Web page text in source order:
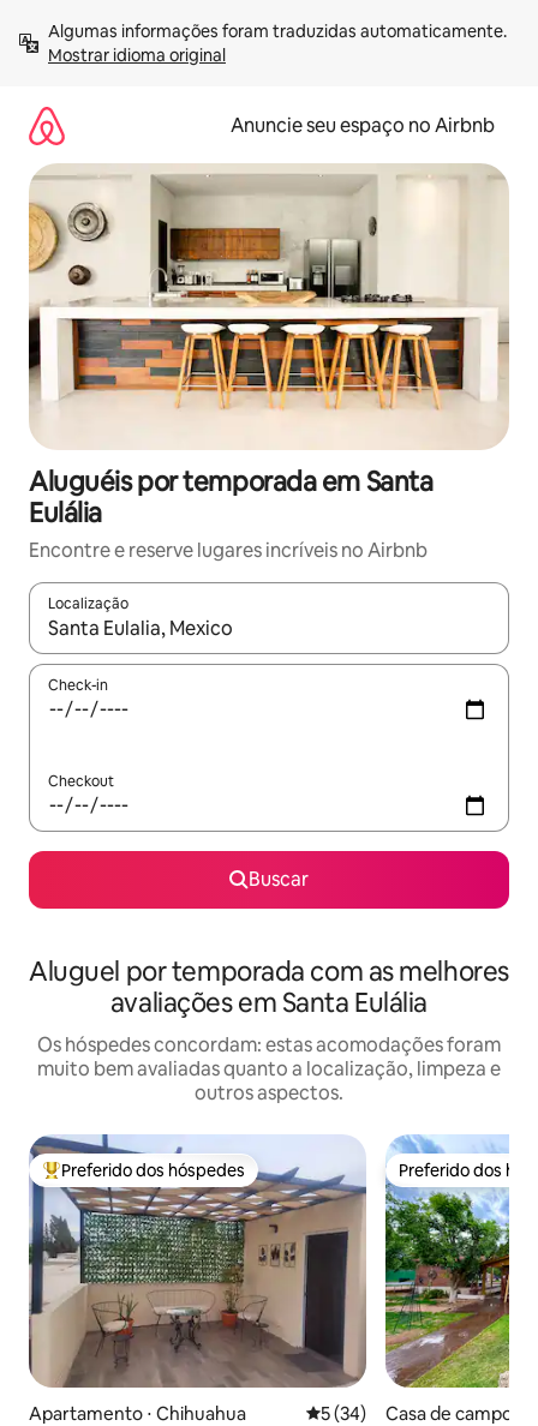
para
Mostrar idioma original
Anuncie seu espaço no Airbnb
Aluguéis por temporada em Santa
Eulália
Encontre e reserve lugares incríveis no Airbnb
Localização
Quando os resultados estiverem disponíveis, explore-os
Check-in
Checkout
Buscar
Aluguel por temporada com as melhores
avaliações em Santa Eulália
Os hóspedes concordam: estas acomodações foram
muito bem avaliadas quanto a localização, limpeza e
outros aspectos.
Entre os melhores preferidos dos hóspedes
Preferido dos hóspedes
Apartamento ⋅ Chihuahua 5 de uma avaliação média
5 (34)
Preferido dos
Preferido dos
Casa de campo ⋅